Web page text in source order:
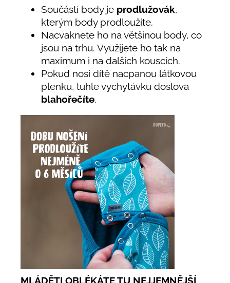
Součástí body je prodlužovák,
kterým body prodloužíte.
Nacvaknete ho na většinou body, co
jsou na trhu. Využijete ho tak na
maximum i na dalších kouscích.
Pokud nosí dítě nacpanou látkovou
plenku, tuhle vychytávku doslova
blahořečíte.
MLÁDĚTI OBLÉKÁTE TU NEJJEMNĚJŠÍ